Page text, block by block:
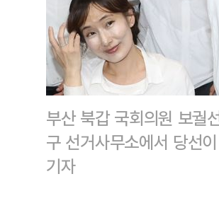
부산 북갑 국회의원 보궐
구 선거사무소에서 당선
기자